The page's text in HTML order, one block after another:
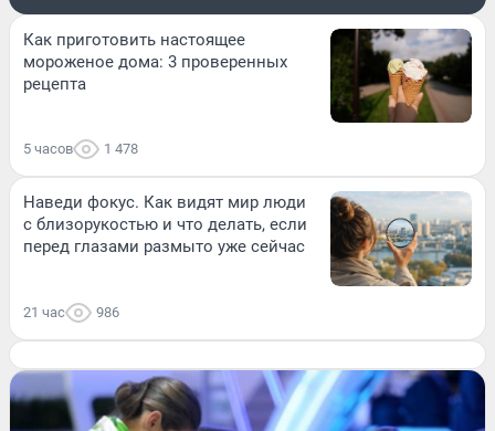
Как приготовить настоящее
мороженое дома: 3 проверенных
рецепта
5 часов 1 478
Наведи фокус. Как видят мир люди
с близорукостью и что делать, если
перед глазами размыто уже сейчас
21 час 986